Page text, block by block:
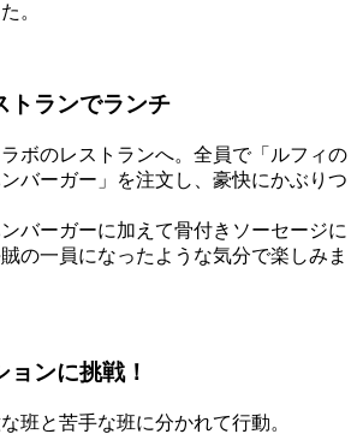
。
トランでランチ
ボのレストランへ。全員で「ルフィの
バーガー」を注文し、豪快にかぶりつ
バーガーに加えて骨付きソーセージに
の一員になったような気分で楽しみま
ンに挑戦！
班と苦手な班に分かれて行動。